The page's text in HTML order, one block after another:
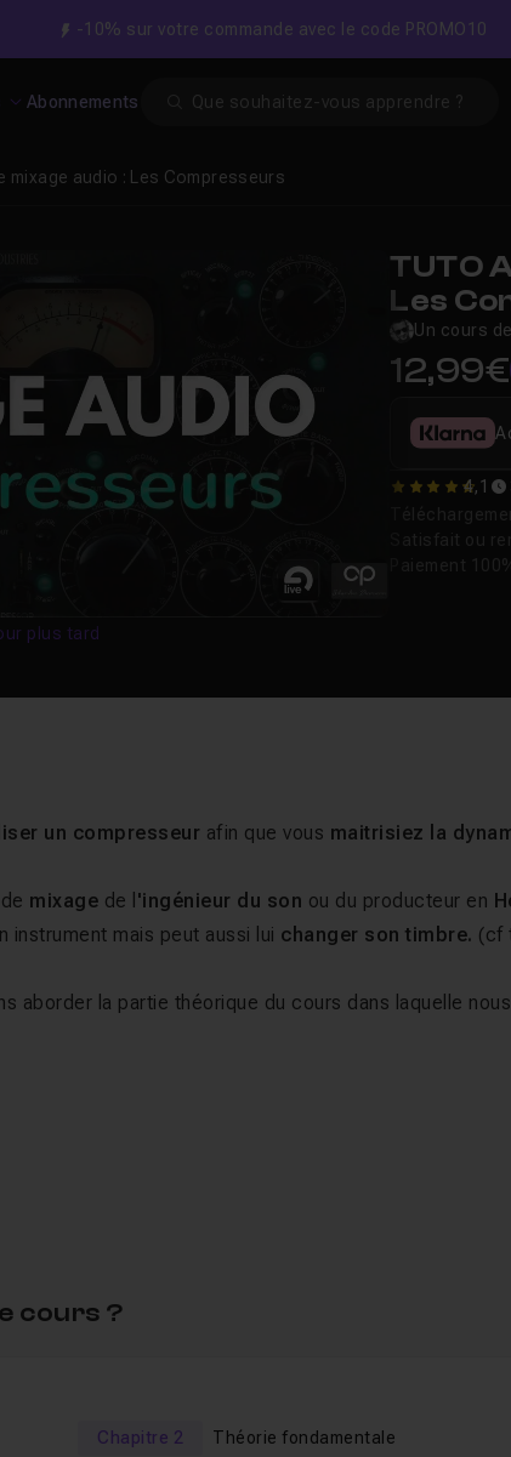
-10% sur votre commande avec le code PROMO10
Abonnements
mixage audio : Les Compresseurs
plus tard
TUTO
Les
Un cours de
12,99€
4.125 4,1
un compresseur afin que vous maitrisiez la
mixage de l 'ingénieur du son ou du producteur en
instrument mais peut aussi lui changer son timbre. (cf
aborder la partie théorique du cours dans laquelle
pratique et concret :
cours ?
Chapitre 2 Théorie fondamentale